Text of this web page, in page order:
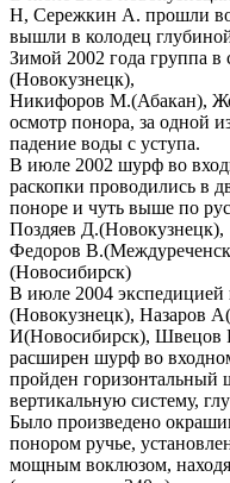
Н, Сережкин А. прошли
вышли в колодец
Зимой 2002 года группа
(Новокузнецк),
Никифоров М.(Абакан),
осмотр понора, за одной
падение воды с уступа.
В июле 2002 шурф во
раскопки проводились в
поноре и чуть выше по
Поздяев Д.(Новокузнецк),
Федоров
(Новосибирск)
В июле 2004 экспедицией
(Новокузнецк), Назаров
И(Новосибирск), Швецов
расширен шурф во
пройден
вертикальную систему,
Было произведено
понором ручье,
мощным воклюзом,